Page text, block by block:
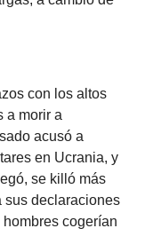
con los altos
a morir a
acusó a
en Ucrania, y
se killó más
sus declaraciones
cogerían